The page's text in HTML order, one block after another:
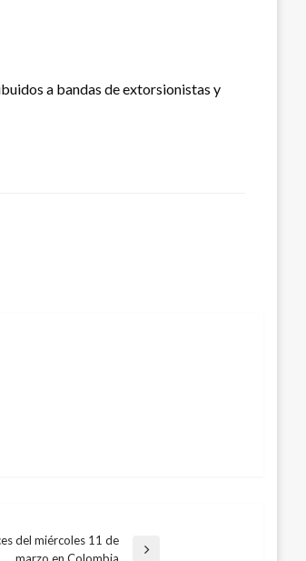
a bandas de extorsionistas y
del miércoles 11 de
marzo en Colombia